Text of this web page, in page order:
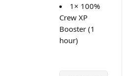
1× 100%
Crew XP
Booster (1
hour)